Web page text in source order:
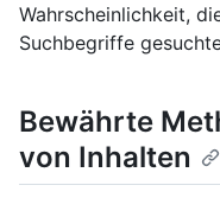
Wahrscheinlichkeit,
Suchbegriffe
Bewährte
von Inhalten